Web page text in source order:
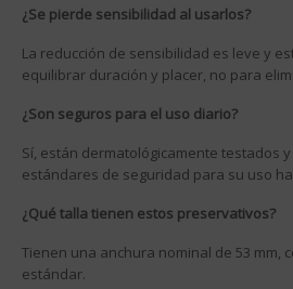
¿Se pierde sensibilidad al usarlos?
La reducción de sensibilidad es leve y
equilibrar duración y placer, no para
¿Son seguros para el uso diario?
Sí, están dermatológicamente testados
estándares de seguridad para su uso
¿Qué talla tienen estos preservativos?
Tienen una anchura nominal de 53 mm,
estándar.